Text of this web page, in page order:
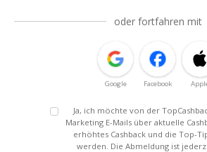
oder fortfahren mit
Google Facebook
Ja, ich möchte von der
Marketing E-Mails über aktuelle
erhöhtes Cashback und die Top-
werden. Die Abmeldung ist